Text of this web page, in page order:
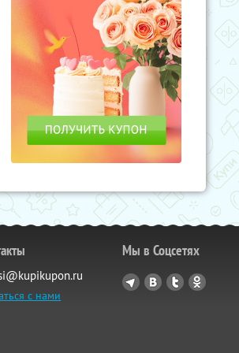
с нами
Мы в Соцсетях